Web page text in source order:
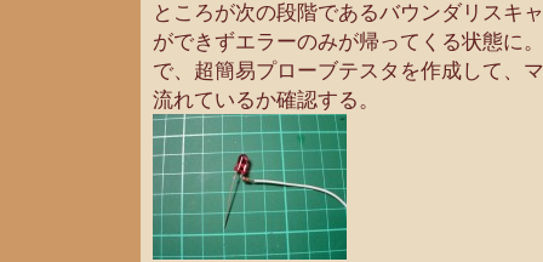
ところが次の段階であるバウンダリスキ
ができずエラーのみが帰ってくる状態に
で、超簡易プローブテスタを作成して、
流れているか確認する。